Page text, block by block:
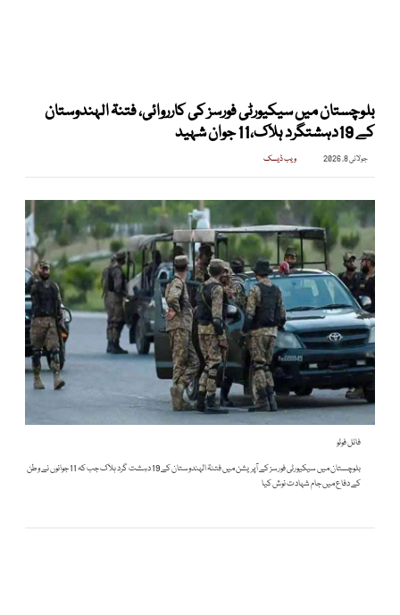
بلوچستان میں سیکیورٹی فورسز کی کارروائی، فتنۃ الہندوستان
کے 19دہشتگرد ہلاک،11 جوان شہید
جولائی 8, 2026 ویب ڈیسک
فائل فوٹو
بلوچستان میں سیکیورٹی فورسز کے آپریشن میں فتنۃ الہندوستان کے 19 دہشت گرد ہلاک جب کہ 11 جوانوں نے وطن
کے دفاع میں جام شہادت نوش کیا